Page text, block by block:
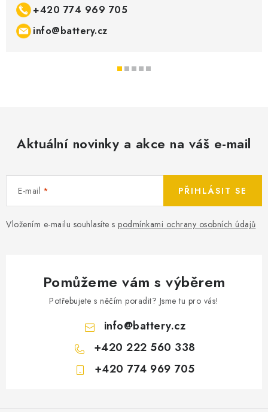
+420 774 969 705
info@battery.cz
Aktuální novinky a akce na váš e-mail
E-mail
Vložením e-mailu souhlasíte s podmínkami ochrany osobních údajů
PŘIHLÁSIT SE
Pomůžeme vám s výběrem
Potřebujete s něčím poradit? Jsme tu pro vás!
info@battery.cz
+420 222 560 338
+420 774 969 705